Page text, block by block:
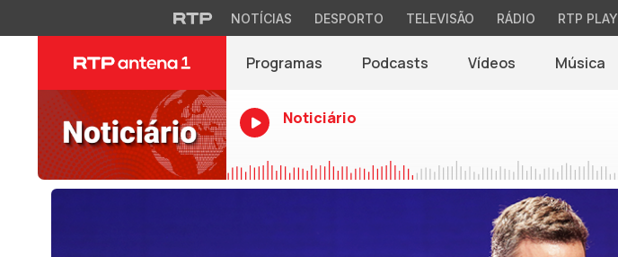
NOTÍCIAS DESPORTO TELEVISÃO RÁDIO RTP PLAY
Programas Podcasts Vídeos Música
Noticiário